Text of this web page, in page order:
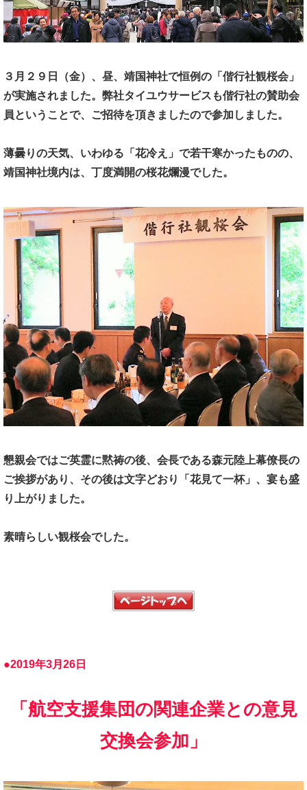
３月２９日（金）、昼、 靖国神社で恒例の「偕行社観桜会」
が実施されました。 弊社タイユウサービスも偕行社の賛助会
員ということで、
ご招待を頂きましたので参加しました。
薄曇りの天気、いわゆる「花冷え」で若干寒かったものの、
靖国神社境内は、丁度満開の桜花爛漫でした。
懇親会ではご英霊に黙祷の後、 会長である森元陸上幕僚長の
ご挨拶があり、 その後は文字どおり「花見て一杯」、宴も盛
り上がりました。
素晴らしい観桜会でした。
●2019年3月26日
「航空支援集団の関連企業との意見
交換会参加」